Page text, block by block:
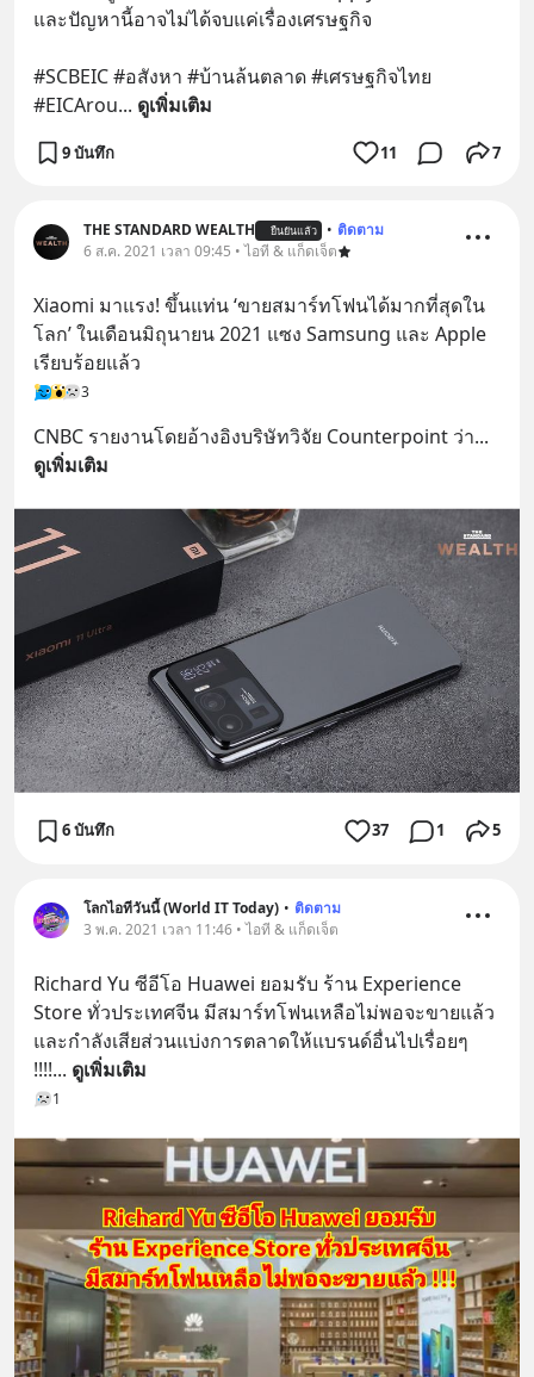
และปัญหานี้อาจไม่ได้จบแค่เรื่องเศรษฐกิจ
#SCBEIC #อสังหา #บ้านล้นตลาด #เศรษฐกิจไทย
#EICArou... ดูเพิ่มเติม
9 บันทึก 11 7
THE STANDARD WEALTH ยืนยันแล้ว • ติดตาม
6 ส.ค. 2021 เวลา 09:45 • ไอที & แก็ดเจ็ต
Xiaomi มาแรง! ขึ้นแท่น ‘ขายสมาร์ทโฟนได้มากที่สุดใน
โลก’ ในเดือนมิถุนายน 2021 แซง Samsung และ Apple
เรียบร้อยแล้ว
3
CNBC รายงานโดยอ้างอิงบริษัทวิจัย Counterpoint ว่า...
ดูเพิ่มเติม
6 บันทึก 37 1 5
โลกไอทีวันนี้ (World IT Today) • ติดตาม
3 พ.ค. 2021 เวลา 11:46 • ไอที & แก็ดเจ็ต
Richard Yu ซีอีโอ Huawei ยอมรับ ร้าน Experience
Store ทั่วประเทศจีน มีสมาร์ทโฟนเหลือไม่พอจะขายแล้ว
และกำลังเสียส่วนแบ่งการตลาดให้แบรนด์อื่นไปเรื่อยๆ
!!!!... ดูเพิ่มเติม
1